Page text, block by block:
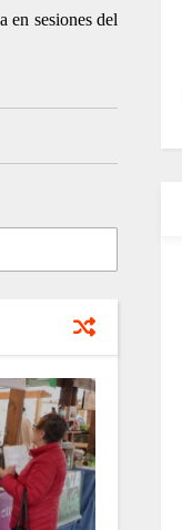
en sesiones del